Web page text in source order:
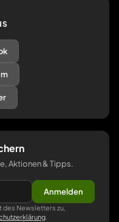
Aktionen & Tipps.
Anmelden
des Newsletters zu,